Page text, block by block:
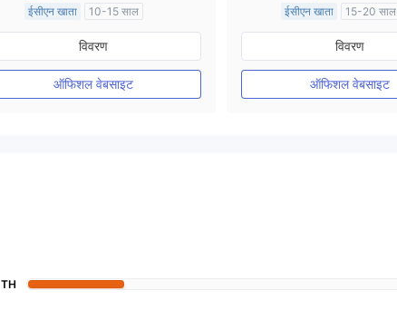
ईसीएन खाता
10-15 साल
ऑस्ट्रेलिया विनियमन
मार्केट मेकिंग (एमएम)
मुख्य-लेबल MT4
विवरण
ऑफिशल वेबसाइट
ईसीएन खाता
15-20 साल
ऑस्ट्रेलिया विनियमन
मार्केट मेकिंग (एमएम)
मुख्य-लेबल MT4
विवरण
ऑफिशल वेबसाइट
TH